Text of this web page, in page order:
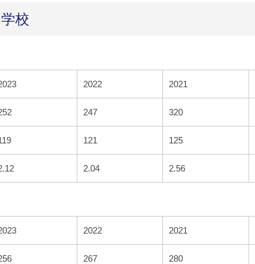
校
2022 2021
247 320
121 125
2.04 2.56
2022 2021
267 280